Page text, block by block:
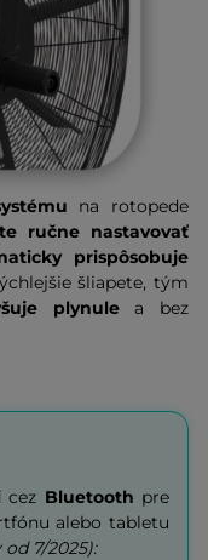
na rotopede
ručne nastavovať
prispôsobuje
šliapete, tým
plynulea bez
cez Bluetooth pre
alebo tabletu
7/2025):